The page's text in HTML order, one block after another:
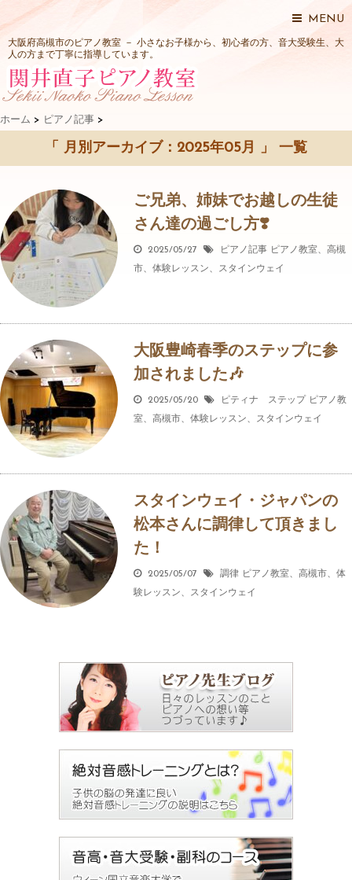
MENU
大阪府高槻市のピアノ教室 － 小さなお子様から、初心者の方、音大受験生、大
人の方まで丁寧に指導しています。
ホーム > ピアノ記事 >
「 月別アーカイブ：2025年05月 」 一覧
ご兄弟、姉妹でお越しの生徒
さん達の過ごし方❣️
2025/05/27 ピアノ記事 ピアノ教室、高槻
市、体験レッスン、スタインウェイ
大阪豊崎春季のステップに参
加されました🎶
2025/05/20 ピティナ ステップ ピアノ教
室、高槻市、体験レッスン、スタインウェイ
スタインウェイ・ジャパンの
松本さんに調律して頂きまし
た！
2025/05/07 調律 ピアノ教室、高槻市、体
験レッスン、スタインウェイ